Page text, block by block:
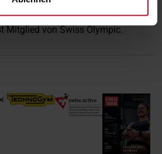
mehr als 550 Standorte in der
Mitglied von Swiss Olympic.